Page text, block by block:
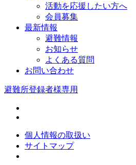
活動を応援したい方へ
会員募集
最新情報
避難情報
お知らせ
よくある質問
お問い合わせ
避難所登録者様専用
個人情報の取扱い
サイトマップ